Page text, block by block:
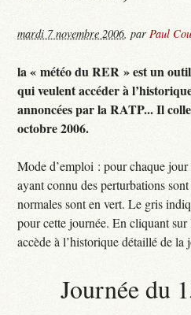
mardi 7 novembre 2006,parPaul
la « météo du RER » est un
qui veulent accéder à
annoncées par la RATP... Il
octobre 2006.
Mode d’emploi : pour chaque
ayant connu des perturbations
normales sont en vert. Le gris
pour cette journée. En cliquant
accède à l’historique détaillé de la
Journée du